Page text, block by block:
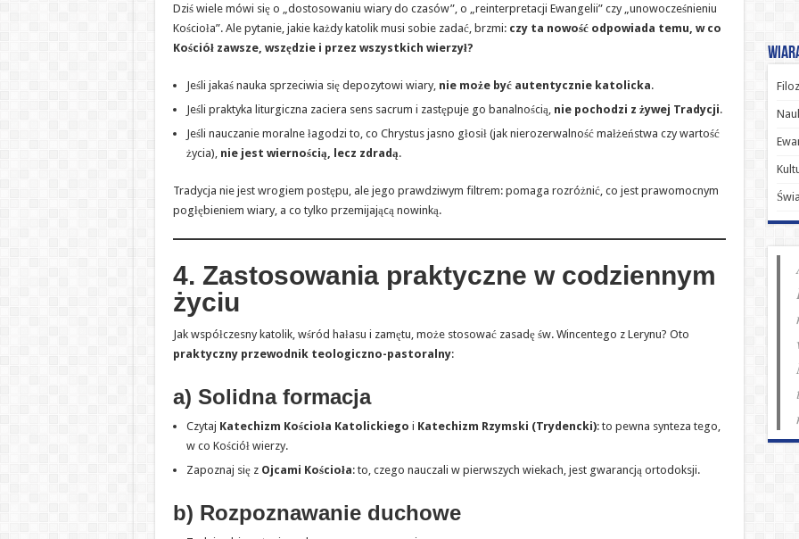
Dziś wiele mówi się o „dostosowaniu wiary do czasów”, o „reinterpretacji Ewangelii” czy „unowocześnieniu
Kościoła”. Ale pytanie, jakie każdy katolik musi sobie zadać, brzmi: czy ta nowość odpowiada temu, w co
Kościół zawsze, wszędzie i przez wszystkich wierzył?
Jeśli jakaś nauka sprzeciwia się depozytowi wiary, nie może być autentycznie katolicka.
Jeśli praktyka liturgiczna zaciera sens sacrum i zastępuje go banalnością, nie pochodzi z żywej Tradycji.
Jeśli nauczanie moralne łagodzi to, co Chrystus jasno głosił (jak nierozerwalność małżeństwa czy wartość
życia), nie jest wiernością, lecz zdradą.
Tradycja nie jest wrogiem postępu, ale jego prawdziwym filtrem: pomaga rozróżnić, co jest prawomocnym
pogłębieniem wiary, a co tylko przemijającą nowinką.
4. Zastosowania praktyczne w codziennym
życiu
Jak współczesny katolik, wśród hałasu i zamętu, może stosować zasadę św. Wincentego z Lerynu? Oto
praktyczny przewodnik teologiczno-pastoralny:
a) Solidna formacja
Czytaj Katechizm Kościoła Katolickiego i Katechizm Rzymski (Trydencki): to pewna synteza tego,
w co Kościół wierzy.
Zapoznaj się z Ojcami Kościoła: to, czego nauczali w pierwszych wiekach, jest gwarancją ortodoksji.
b) Rozpoznawanie duchowe